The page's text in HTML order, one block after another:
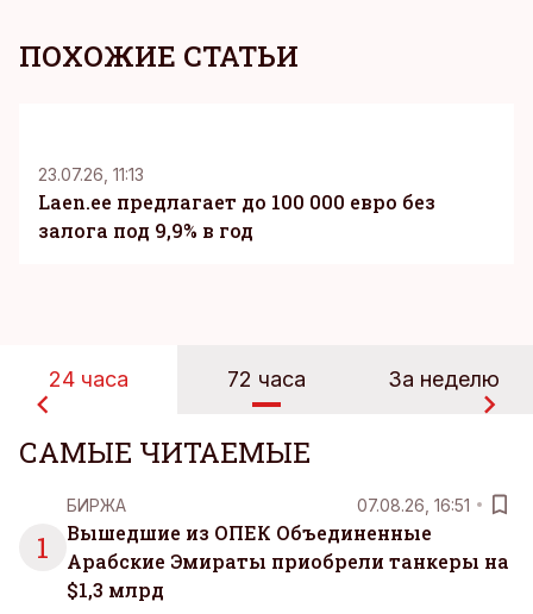
ПОХОЖИЕ СТАТЬИ
23.07.26, 11:13
Laen.ee предлагает до 100 000 евро без
залога под 9,9% в год
24 часа 72 часа За неделю
САМЫЕ ЧИТАЕМЫЕ
1
БИРЖА 07.08.26, 16:51
Вышедшие из ОПЕК Объединенные
Арабские Эмираты приобрели танкеры на
$1,3 млрд